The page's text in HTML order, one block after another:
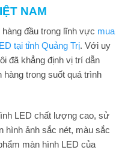
NAM
đầu trong lĩnh vực mua
tại tỉnh Quảng Trị. Với uy
đã khẳng định vị trí dẫn
trong suốt quá trình
LED chất lượng cao, sử
hình ảnh sắc nét, màu sắc
màn hình LED của